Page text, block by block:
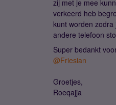
zij met je mee
verkeerd heb
kunt worden
andere telefoon
Super bedankt
@Friesian
Groetjes,
Roeqajja